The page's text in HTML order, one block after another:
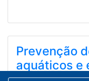
Prevenção
aquáticos e